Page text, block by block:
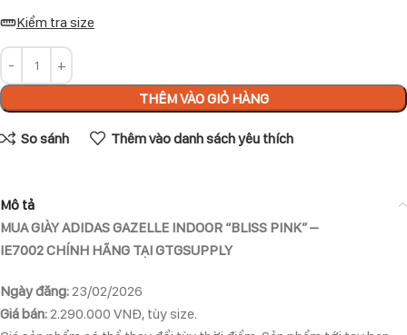
Kiểm tra size
THÊM VÀO GIỎ HÀNG
So sánh Thêm vào danh sách yêu thích
Mô tả
MUA GIÀY ADIDAS GAZELLE INDOOR “BLISS PINK” –
IE7002 CHÍNH HÃNG TẠI GTGSUPPLY
Ngày đăng:23/02/2026
Giá bán:2.290.000 VNĐ, tùy size.